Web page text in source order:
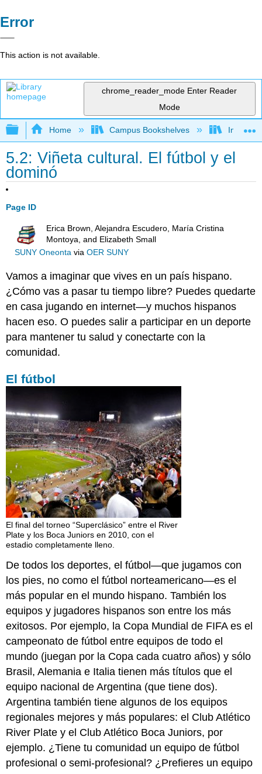
Error
This action is not available.
chrome_reader_mode Enter Reader
Mode
Expand/collapse global hierarchy
Home Campus Bookshelves Imperial
5.2: Viñeta cultural. El fútbol y el
dominó
Page ID
Erica Brown, Alejandra Escudero, María Cristina
Montoya, and Elizabeth Small
SUNY Oneontavia OER SUNY
Vamos a imaginar que vives en un país hispano.
¿Cómo vas a pasar tu tiempo libre? Puedes quedarte
en casa jugando en internet—y muchos hispanos
hacen eso. O puedes salir a participar en un deporte
para mantener tu salud y conectarte con la
comunidad.
El fútbol
El final del torneo “Superclásico” entre el River
Plate y los Boca Juniors en 2010, con el
estadio completamente lleno.
De todos los deportes, el fútbol—que jugamos con
los pies, no como el fútbol norteamericano—es el
más popular en el mundo hispano. También los
equipos y jugadores hispanos son entre los más
exitosos. Por ejemplo, la Copa Mundial de FIFA es el
campeonato de fútbol entre equipos de todo el
mundo (juegan por la Copa cada cuatro años) y sólo
Brasil, Alemania e Italia tienen más títulos que el
equipo nacional de Argentina (que tiene dos).
Argentina también tiene algunos de los equipos
regionales mejores y más populares: el Club Atlético
River Plate y el Club Atlético Boca Juniors, por
ejemplo. ¿Tiene tu comunidad un equipo de fútbol
profesional o semi-profesional? ¿Prefieres un equipo